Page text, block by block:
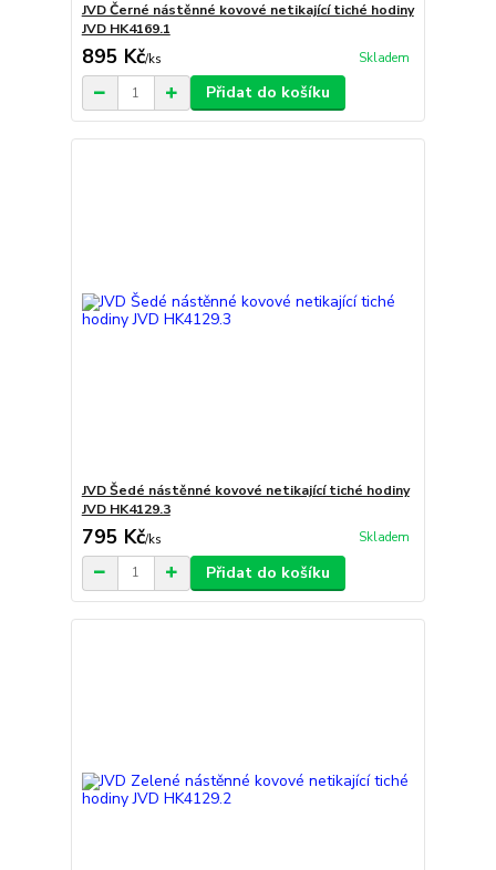
JVD Černé nástěnné kovové netikající tiché hodiny
JVD HK4169.1
895 Kč/ks Skladem
Přidat do košíku
JVD Šedé nástěnné kovové netikající tiché hodiny
JVD HK4129.3
795 Kč/ks Skladem
Přidat do košíku